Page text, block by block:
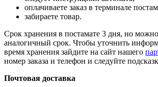
оплачиваете заказ в терминале
забираете товар.
Срок хранения в постамате 3 дня, но
аналогичный срок. Чтобы уточнить
время хранения зайдите на сайт нашего
номер заказа и телефон и следуйте
Почтовая доставка